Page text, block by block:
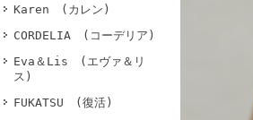
Karen (カレン)
CORDELIA (コーデリア)
Eva＆Lis (エヴァ＆リ
ス)
FUKATSU (復活)